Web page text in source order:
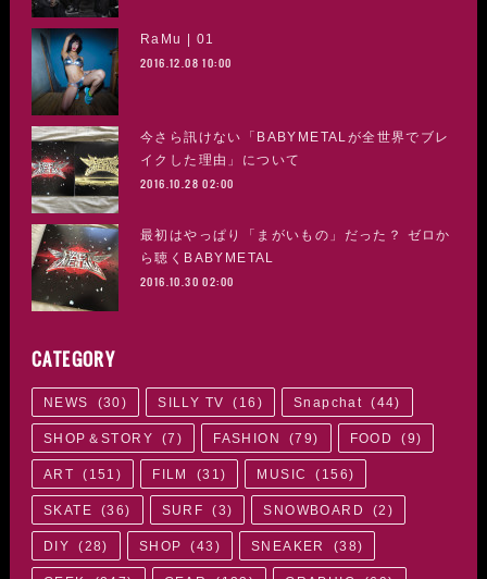
RaMu | 01
2016.12.08 10:00
今さら訊けない「BABYMETALが全世界でブレ
イクした理由」について
2016.10.28 02:00
最初はやっぱり「まがいもの」だった？ ゼロか
ら聴くBABYMETAL
2016.10.30 02:00
CATEGORY
NEWS (30) SILLY TV ( 16 ) Snapchat (44)
SHOP＆STORY (7 ) FASHION (79) FOOD (9)
ART ( 151 ) FILM (31 ) MUSIC ( 156)
SKATE (36) SURF (3) SNOWBOARD (2 )
DIY (28) SHOP (43 ) SNEAKER (38)